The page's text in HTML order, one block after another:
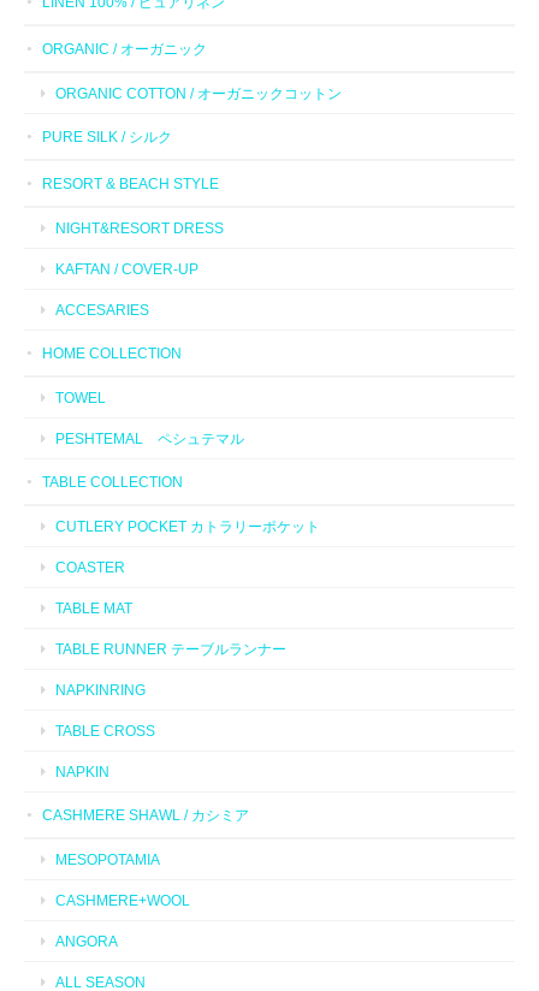
ORGANIC / オーガニック
ORGANIC COTTON / オーガニックコットン
PURE SILK / シルク
RESORT & BEACH STYLE
NIGHT&RESORT DRESS
KAFTAN / COVER-UP
ACCESARIES
HOME COLLECTION
TOWEL
PESHTEMAL ペシュテマル
TABLE COLLECTION
CUTLERY POCKET カトラリーポケット
COASTER
TABLE MAT
TABLE RUNNER テーブルランナー
NAPKINRING
TABLE CROSS
NAPKIN
CASHMERE SHAWL / カシミア
MESOPOTAMIA
CASHMERE+WOOL
ANGORA
ALL SEASON